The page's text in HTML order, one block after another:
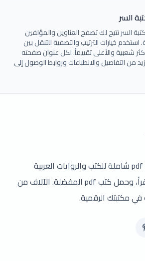
السر
السر تتيح لك تصفح العناوين والمؤلفين
خيارات الترتيب والتصفية للتنقل بين
شعبية والأعلى تقييماً. لكل عنوان صفحته
من التفاصيل والانطباعات وروابط الوصول إلى
مكتبة السر هي مكتبة pdf شاملة للكتب والروايات العربية
والعالمية ، اكتشف، اقرأ، وحمل كتب pdf المفضلة. الآلاف من
مكتبتك الرقمية.